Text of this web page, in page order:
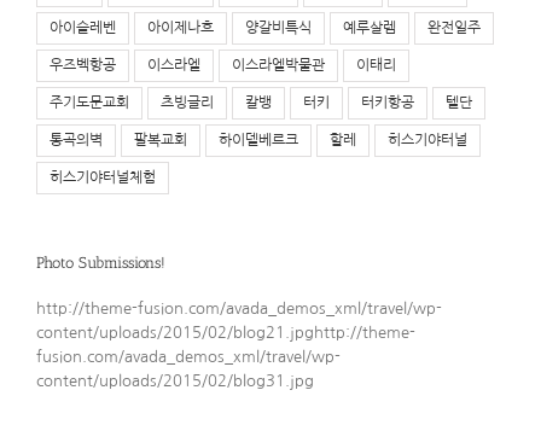
아이슬레벤 아이제나흐 양갈비특식 예루살렘 완전일주
우즈벡항공 이스라엘 이스라엘박물관 이태리
주기도문교회 츠빙글리 칼뱅 터키 터키항공 텔단
통곡의벽 팔복교회 하이델베르크 할레 히스기야터널
히스기야터널체험
Photo Submissions!
http://theme-fusion.com/avada_demos_xml/travel/wp-
content/uploads/2015/02/blog21.jpghttp://theme-
fusion.com/avada_demos_xml/travel/wp-
content/uploads/2015/02/blog31.jpg